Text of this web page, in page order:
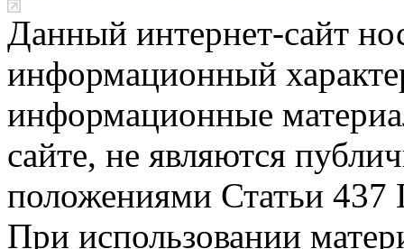
Данный интернет-сайт
информационный
информационные
сайте, не являются
положениями Статьи 437
При использовании